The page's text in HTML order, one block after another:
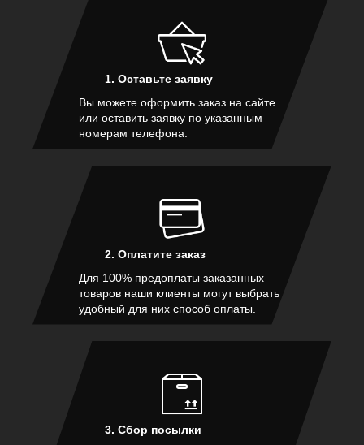
1. Оставьте заявку
Вы можете оформить заказ на сайте
или оставить заявку по указанным
номерам телефона.
2. Оплатите заказ
Для 100% предоплаты заказанных
товаров наши клиенты могут выбрать
удобный для них способ оплаты.
3. Сбор посылки